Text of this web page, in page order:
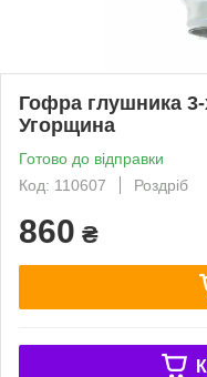
Гофра глушника
Угорщина
Готово до відправки
Код: 110607
Роздріб
860 ₴